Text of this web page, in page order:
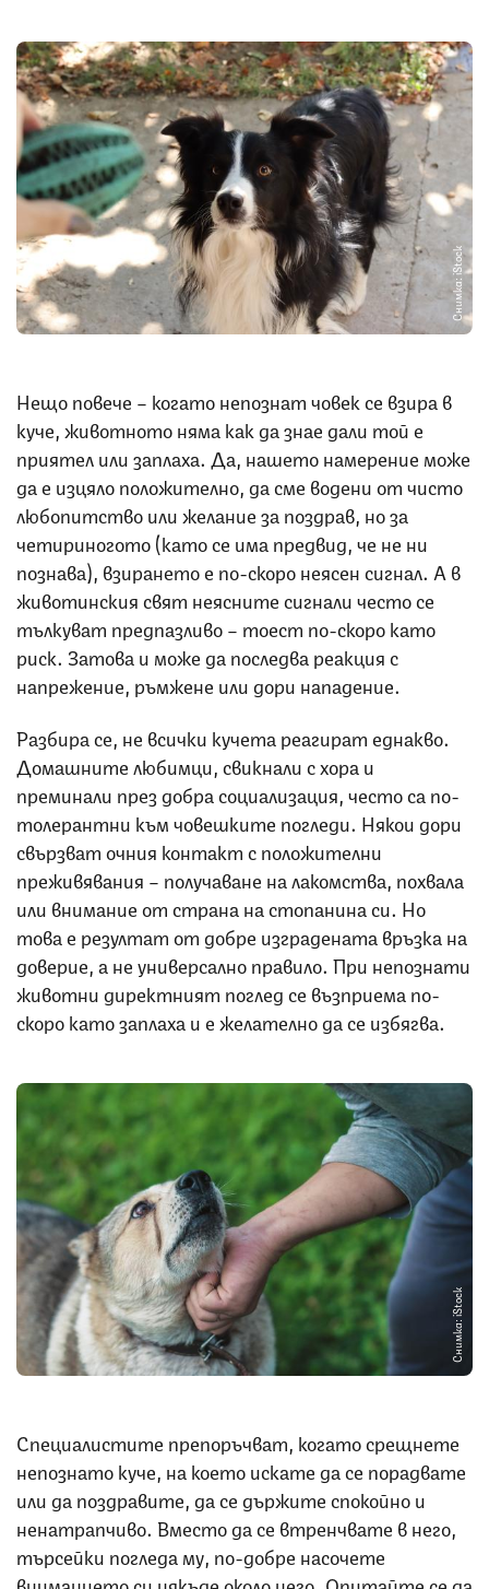
Снимка: iStock
Нещо повече – когато непознат човек се взира в
куче, животното няма как да знае дали той е
приятел или заплаха. Да, нашето намерение може
да е изцяло положително, да сме водени от чисто
любопитство или желание за поздрав, но за
четириногото (като се има предвид, че не ни
познава), взирането е по-скоро неясен сигнал. А в
животинския свят неясните сигнали често се
тълкуват предпазливо – тоест по-скоро като
риск. Затова и може да последва реакция с
напрежение, ръмжене или дори нападение.
Разбира се, не всички кучета реагират еднакво.
Домашните любимци, свикнали с хора и
преминали през добра социализация, често са по-
толерантни към човешките погледи. Някои дори
свързват очния контакт с положителни
преживявания – получаване на лакомства, похвала
или внимание от страна на стопанина си. Но
това е резултат от добре изградената връзка на
доверие, а не универсално правило. При непознати
животни директният поглед се възприема по-
скоро като заплаха и е желателно да се избягва.
Снимка: iStock
Специалистите препоръчват, когато срещнете
непознато куче, на което искате да се порадвате
или да поздравите, да се държите спокойно и
ненатрапчиво. Вместо да се втренчвате в него,
търсейки погледа му, по-добре насочете
вниманието си някъде около него. Опитайте се да